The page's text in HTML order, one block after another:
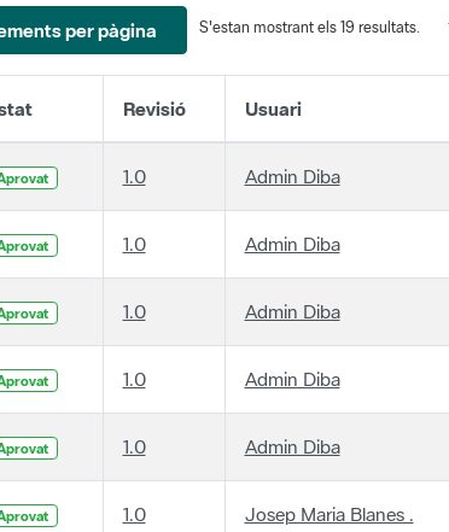
per pàgina S'estan mostrant els 19 resultats.
Revisió Usuari
1.0 Admin Diba
1.0 Admin Diba
1.0 Admin Diba
1.0 Admin Diba
1.0 Admin Diba
1.0 Josep Maria Blanes .